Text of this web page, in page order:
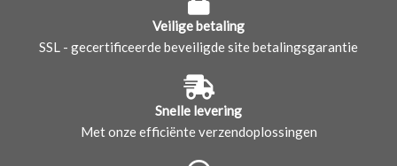
Veilige betaling
SSL - gecertificeerde beveiligde site betalingsgarantie
Snelle levering
Met onze efficiënte verzendoplossingen